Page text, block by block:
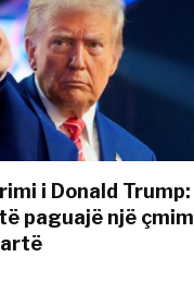
i Donald Trump:
paguajë një çmim